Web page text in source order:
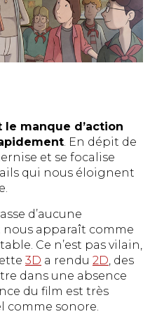
manque d’action
. En dépit de
et se focalise
qui nous éloignent
d’aucune
apparaît comme
Ce n’est pas vilain,
3D a rendu 2D, des
dans une absence
du film est très
comme sonore.